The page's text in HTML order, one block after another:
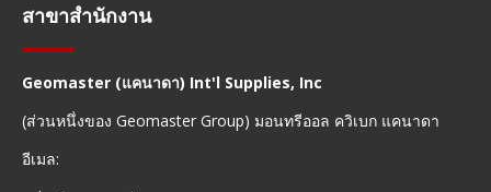
สาขาสำนักงาน
Geomaster (แคนาดา) Int'l Supplies, Inc
(ส่วนหนึ่งของ Geomaster Group) มอนทรีออล ควิเบก แคนาดา
อีเมล: